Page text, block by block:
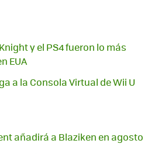
y el PS4 fueron lo más
EUA
a la Consola Virtual de Wii U
añadirá a Blaziken en agosto